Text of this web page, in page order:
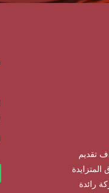
تقديم
رائدة